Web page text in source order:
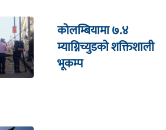
कोलम्बियामा ७.४
म्याग्निच्युडको शक्तिशाली
भूकम्प